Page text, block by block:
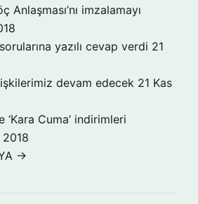
Anlaşması’nı imzalamayı
yazılı cevap verdi 21
devam edecek 21 Kas
‘Kara Cuma’ indirimleri
2018
→